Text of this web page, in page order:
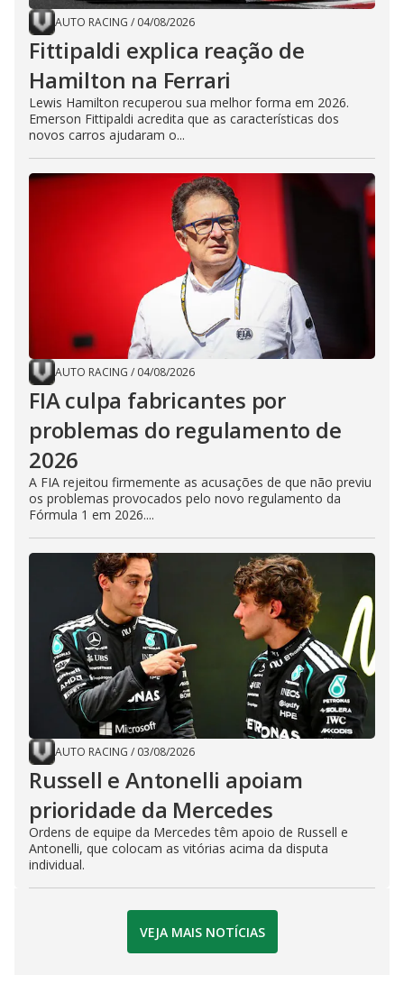
AUTO RACING / 04/08/2026
Fittipaldi explica reação de
Hamilton na Ferrari
Lewis Hamilton recuperou sua melhor forma em 2026.
Emerson Fittipaldi acredita que as características dos
novos carros ajudaram o...
AUTO RACING / 04/08/2026
FIA culpa fabricantes por
problemas do regulamento de
2026
A FIA rejeitou firmemente as acusações de que não previu
os problemas provocados pelo novo regulamento da
Fórmula 1 em 2026....
AUTO RACING / 03/08/2026
Russell e Antonelli apoiam
prioridade da Mercedes
Ordens de equipe da Mercedes têm apoio de Russell e
Antonelli, que colocam as vitórias acima da disputa
individual.
VEJA MAIS NOTÍCIAS